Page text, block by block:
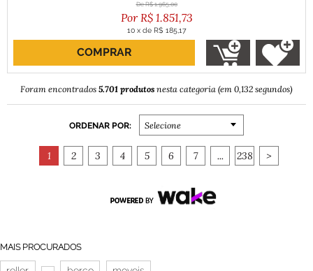
R$ 1.965,00
R$ 1.851,73
10 x de R$ 185,17
ou R$ 1.666,56 no boleto
COMPRAR
Foram encontrados 5.701 produtos nesta categoria (em 0,132 segundos)
ORDENAR POR: Selecione
1 2 3 4 5 6 7 ... 238 >
MAIS PROCURADOS